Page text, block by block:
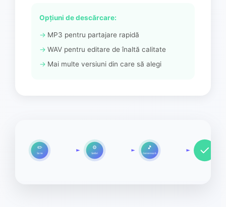
Opțiuni de descărcare:
MP3 pentru partajare rapidă
WAV pentru editare de înaltă calitate
Mai multe versiuni din care să alegi
✏️
Scrie
⚙️
Setări
🎵
Generează